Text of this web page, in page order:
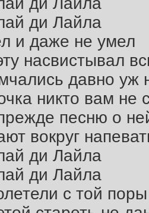
ди Лайла
и даже не умел
насвистывал
давно уж
никто вам не
песню о
вокруг
ди Лайла
ди Лайла
с той поры